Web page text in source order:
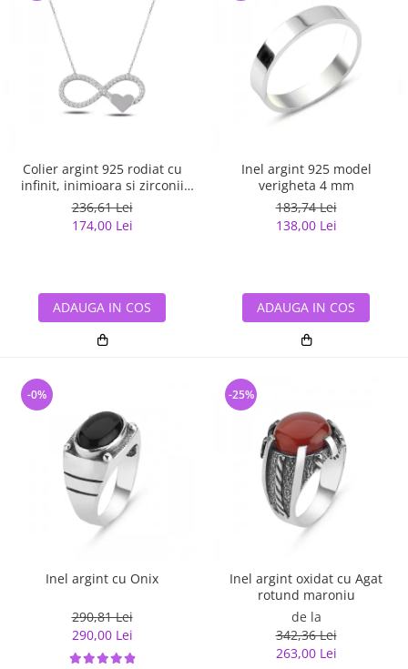
Colier argint 925 rodiat cu
infinit, inimioara si zirconii
albe - Infinite You CTU0067
236,61 Lei
174,00 Lei
ADAUGA IN COS
Inel argint 925 model
verigheta 4 mm
183,74 Lei
138,00 Lei
ADAUGA IN COS
Inel argint cu Onix
290,81 Lei
290,00 Lei
-0%
Inel argint oxidat cu Agat
rotund maroniu
de la
342,36 Lei
263,00 Lei
-25%